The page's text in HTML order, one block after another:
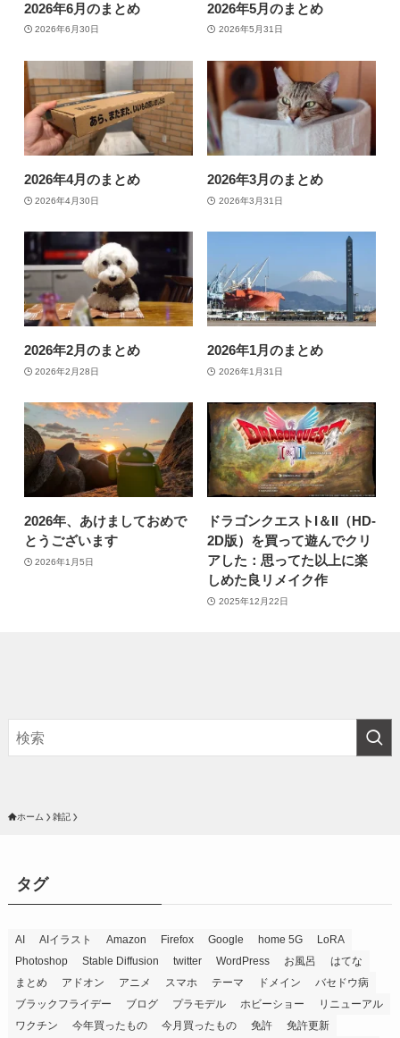
2026年6月のまとめ
2026年6月30日
2026年5月のまとめ
2026年5月31日
2026年4月のまとめ
2026年4月30日
2026年3月のまとめ
2026年3月31日
2026年2月のまとめ
2026年2月28日
2026年1月のまとめ
2026年1月31日
2026年、あけましておめで
とうございます
2026年1月5日
ドラゴンクエストI＆II（HD-
2D版）を買って遊んでクリ
アした：思ってた以上に楽
しめた良リメイク作
2025年12月22日
ホーム 雑記
タグ
AI AIイラスト Amazon Firefox Google home 5G
LoRA
Photoshop
Stable Diffusion twitter WordPress お風呂
はてな
まとめ
アドオン アニメ スマホ テーマ ドメイン
バセドウ病
ブラックフライデー
ブログ プラモデル ホビーショー
リニューアル
ワクチン
今年買ったもの 今月買ったもの 免許
免許更新